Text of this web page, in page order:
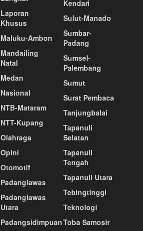
Laporan
Khusus
Maluku-Ambon
Mandailing
Natal
Medan
Nasional
NTB-Mataram
NTT-Kupang
Olahraga
Opini
Otomotif
Padanglawas
Padanglawas
Utara
Padangsidimpuan
Kendari
Sulut-Manado
Sumbar-
Padang
Sumsel-
Palembang
Sumut
Surat Pembaca
Tanjungbalai
Tapanuli
Selatan
Tapanuli
Tengah
Tapanuli Utara
Tebingtinggi
Teknologi
Toba Samosir